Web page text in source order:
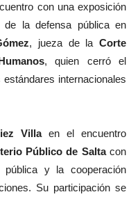
con una exposición
de la defensa pública en
, jueza de laCorte
, quien cerró el
internacionales
Villaen el encuentro
Público de Saltacon
y la cooperación
Su participación se